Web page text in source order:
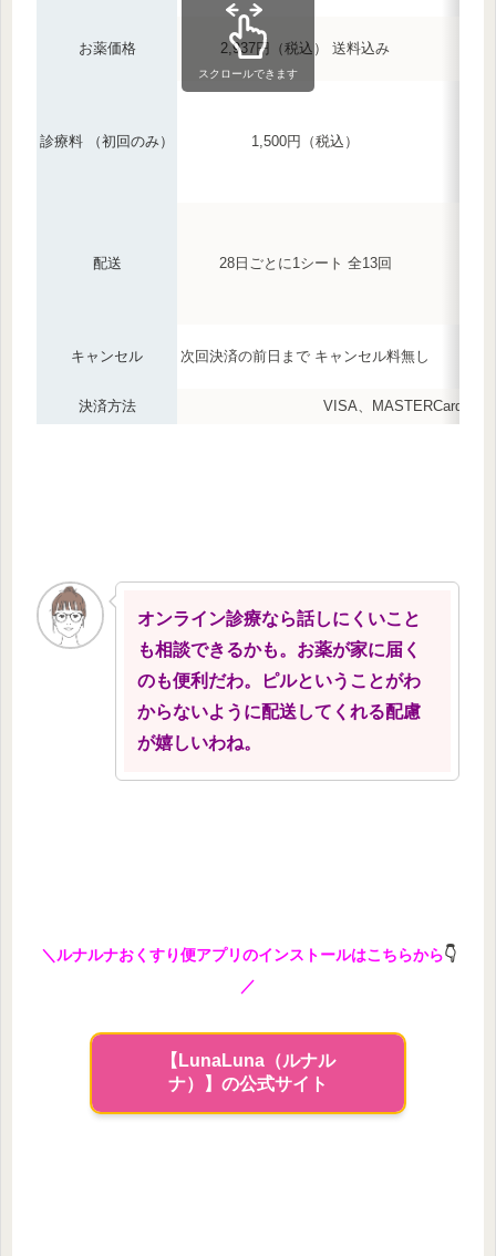
お薬価格 2,937円（税込） 送料込み
診療料 （初回のみ） 1,500円（税込）
配送 28日ごとに1シート 全13回
キャンセル 次回決済の前日まで キャンセル料無し
決済方法 VISA、MASTERCard、
スクロールできます
オンライン診療なら話しにくいこと
も相談できるかも。お薬が家に届く
のも便利だわ。ピルということがわ
からないように配送してくれる配慮
が嬉しいわね。
＼ルナルナおくすり便アプリのインストールはこちらから👇
／
【LunaLuna（ルナル
ナ）】の公式サイト